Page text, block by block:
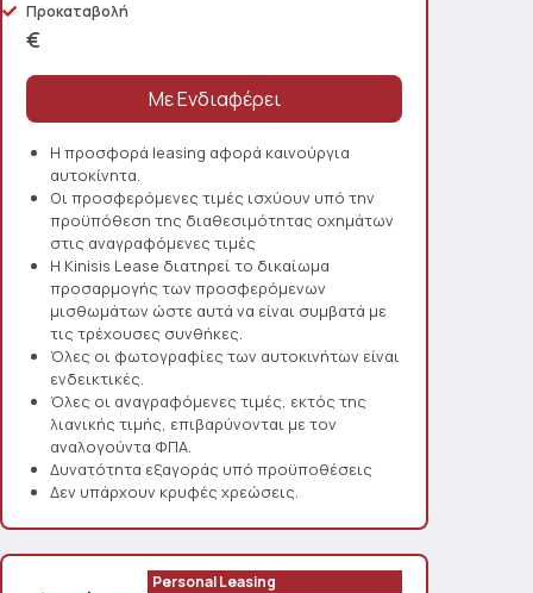
Προκαταβολή
€
Η προσφορά leasing αφορά καινούργια
αυτοκίνητα.
Οι προσφερόμενες τιμές ισχύουν υπό την
προϋπόθεση της διαθεσιμότητας οχημάτων
στις αναγραφόμενες τιμές
Η Kinisis Lease διατηρεί το δικαίωμα
προσαρμογής των προσφερόμενων
μισθωμάτων ώστε αυτά να είναι συμβατά με
τις τρέχουσες συνθήκες.
Όλες οι φωτογραφίες των αυτοκινήτων είναι
ενδεικτικές.
Όλες οι αναγραφόμενες τιμές, εκτός της
λιανικής τιμής, επιβαρύνονται με τον
αναλογούντα ΦΠΑ.
Δυνατότητα εξαγοράς υπό προϋποθέσεις
Δεν υπάρχουν κρυφές χρεώσεις.
Personal Leasing